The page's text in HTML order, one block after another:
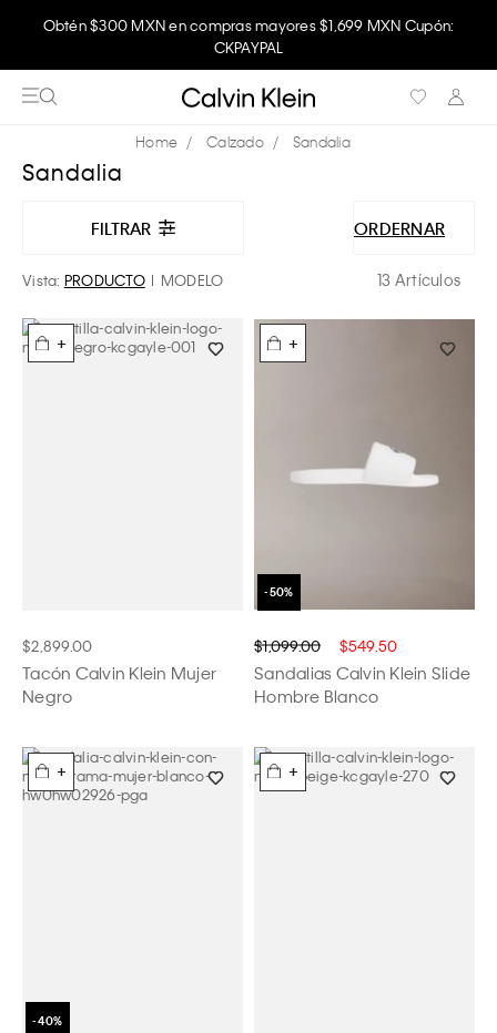
Obtén $300 MXN en compras mayores $1,699 MXN Cupón:
CKPAYPAL
Disfruta envío gratis comprando en la app.
Calzado Sandalia
Sandalia
FILTRAR ORDERNAR
Vista: PRODUCTO MODELO 13 Artículos
+
$2,899.00
Tacón Calvin Klein Mujer
Negro
+
$1,099.00 $549.50
Sandalias Calvin Klein Slide
Hombre Blanco
+ +